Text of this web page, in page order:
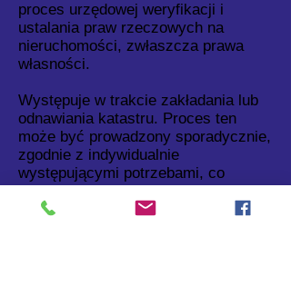
proces urzędowej weryfikacji i
ustalania praw rzeczowych na
nieruchomości, zwłaszcza prawa
własności.
Występuje w trakcie zakładania lub
odnawiania katastru. Proces ten
może być prowadzony sporadycznie,
zgodnie z indywidualnie
występującymi potrzebami, co
zachodzi w przypadku polskich ksiąg
wieczystych, lub systematycznie, w